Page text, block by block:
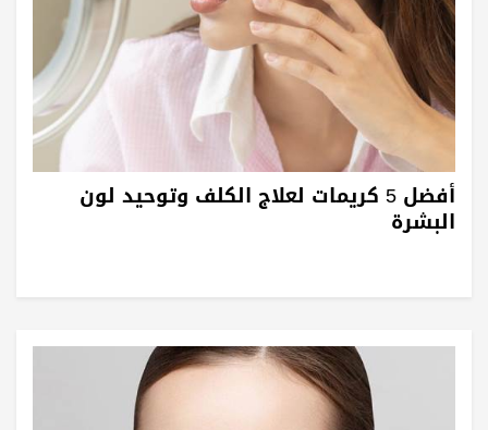
أفضل 5 كريمات لعلاج الكلف وتوحيد لون
البشرة